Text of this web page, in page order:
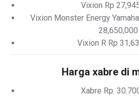
Vixion Rp
Vixion Monster Energy
28,650,000
Vixion R Rp
Harga xabre di
Xabre Rp.